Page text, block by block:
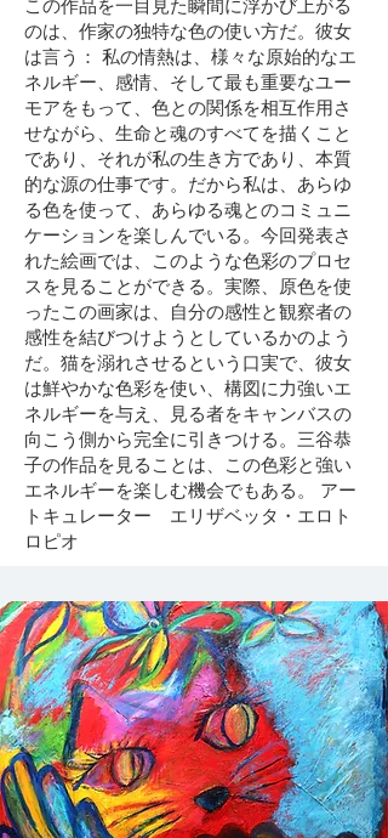
この作品を一目見た瞬間に浮かび上がる
のは、作家の独特な色の使い方だ。彼女
は言う： 私の情熱は、様々な原始的なエ
ネルギー、感情、そして最も重要なユー
モアをもって、色との関係を相互作用さ
せながら、生命と魂のすべてを描くこと
であり、それが私の生き方であり、本質
的な源の仕事です。だから私は、あらゆ
る色を使って、あらゆる魂とのコミュニ
ケーションを楽しんでいる。今回発表さ
れた絵画では、このような色彩のプロセ
スを見ることができる。実際、原色を使
ったこの画家は、自分の感性と観察者の
感性を結びつけようとしているかのよう
だ。猫を溺れさせるという口実で、彼女
は鮮やかな色彩を使い、構図に力強いエ
ネルギーを与え、見る者をキャンバスの
向こう側から完全に引きつける。三谷恭
子の作品を見ることは、この色彩と強い
エネルギーを楽しむ機会でもある。 アー
トキュレーター エリザベッタ・エロト
ロピオ